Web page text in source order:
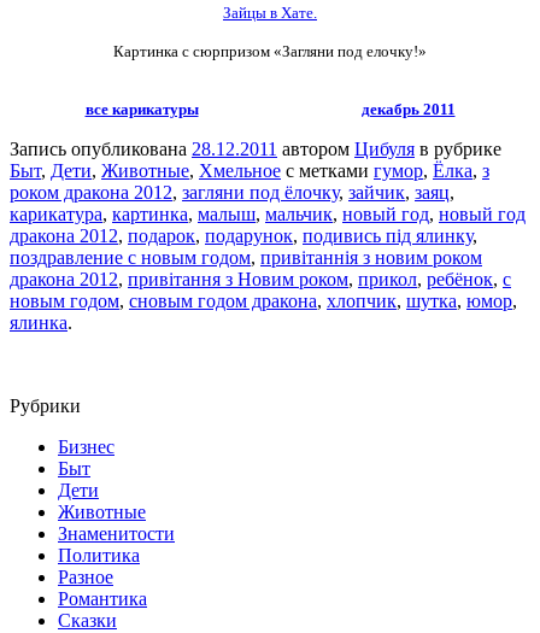
Зайцы в Хате.
Картинка с сюрпризом «Загляни под елочку!»
все карикатуры декабрь 2011
Запись опубликована 28.12.2011 автором Цибуля в рубрике
Быт, Дети, Животные, Хмельное с метками гумор, Ёлка, з
роком дракона 2012, загляни под ёлочку, зайчик, заяц,
карикатура, картинка, малыш, мальчик, новый год, новый год
дракона 2012, подарок, подарунок, подивись під ялинку,
поздравление с новым годом, привітаннія з новим роком
дракона 2012, привітання з Новим роком, прикол, ребёнок, с
новым годом, сновым годом дракона, хлопчик, шутка, юмор,
ялинка.
Рубрики
Бизнес
Быт
Дети
Животные
Знаменитости
Политика
Разное
Романтика
Сказки